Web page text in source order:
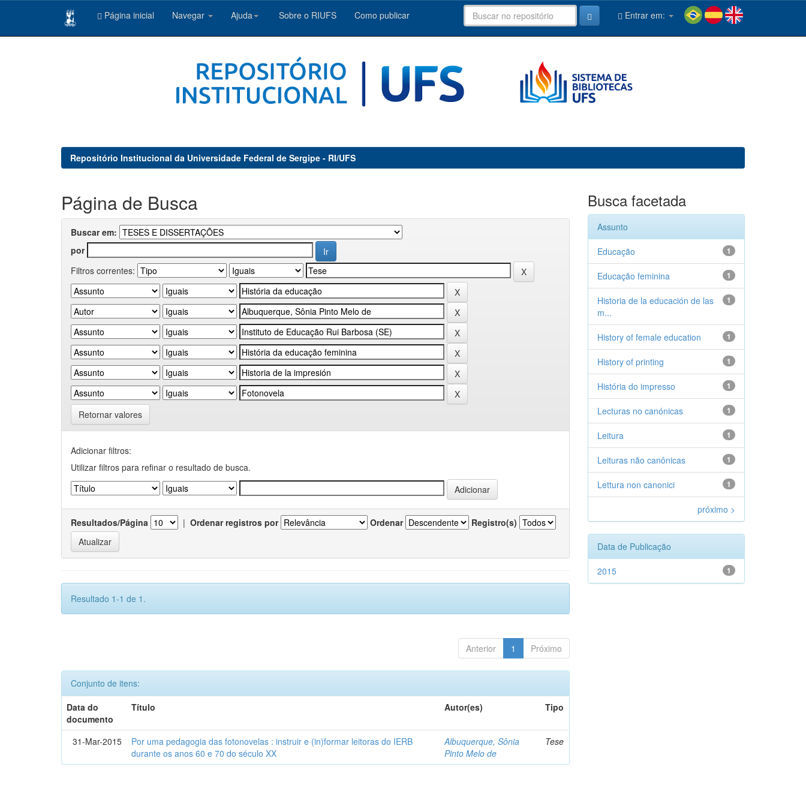
Página inicial Navegar Ajuda Sobre o RIUFS Como publicar Entrar em:
Repositório Institucional da Universidade Federal de Sergipe - RI/UFS
Página de Busca
Buscar em:
por
Filtros correntes:
Retornar valores
Adicionar filtros:
Utilizar filtros para refinar o resultado de busca.
Resultados/Página | Ordenar registros por Ordenar Registro(s)
Resultado 1-1 de 1.
Anterior 1 Próximo
Conjunto de itens:
Data do
documento
Título Autor(es) Tipo
31-Mar-2015
Por uma pedagogia das fotonovelas : instruir e (in)formar leitoras do IERB
durante os anos 60 e 70 do século XX
Albuquerque, Sônia
Pinto Melo de
Tese
Busca facetada
Assunto
1
Educação
1
Educação feminina
1
Historia de la educación de las
m...
1
History of female education
1
History of printing
1
História do impresso
1
Lecturas no canónicas
1
Leitura
1
Leituras não canônicas
1
Lettura non canonici
próximo >
Data de Publicação
1
2015